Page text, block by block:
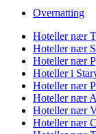
Overnatting
Hoteller nær
Hoteller nær
Hoteller nær
Hoteller i
Hoteller nær
Hoteller nær
Hoteller nær
Hoteller nær